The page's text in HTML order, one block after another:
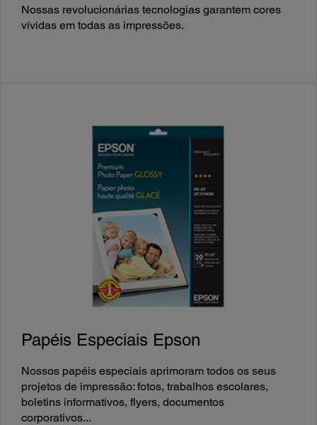
Nossas revolucionárias tecnologias garantem cores
vívidas em todas as impressões.
Papéis Especiais Epson
Nossos papéis especiais aprimoram todos os seus
projetos de impressão: fotos, trabalhos escolares,
boletins informativos, flyers, documentos
corporativos...